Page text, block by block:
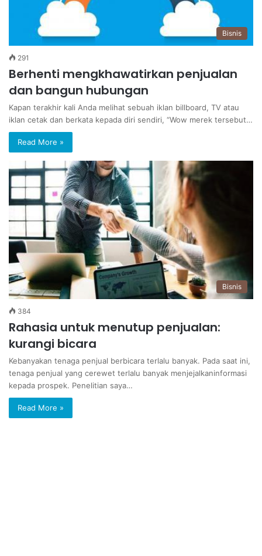
Bisnis
291
Berhenti mengkhawatirkan penjualan
dan bangun hubungan
Kapan terakhir kali Anda melihat sebuah iklan billboard, TV atau
iklan cetak dan berkata kepada diri sendiri, “Wow merek tersebut…
Read More »
Bisnis
384
Rahasia untuk menutup penjualan:
kurangi bicara
Kebanyakan tenaga penjual berbicara terlalu banyak. Pada saat ini,
tenaga penjual yang cerewet terlalu banyak menjejalkaninformasi
kepada prospek. Penelitian saya…
Read More »